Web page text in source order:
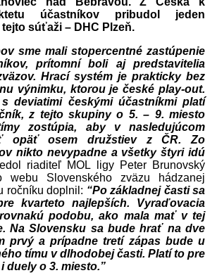
účastníkov pribudol jeden
súťaži – DHC Plzeň.
sme mali stopercentné zastúpenie
prítomní boli aj predstavitelia
Hrací systém je prakticky bez
výnimku, ktorou je české play-out.
deviatimi českými účastníkmi platí
z tejto skupiny o 5. – 9. miesto
zostúpia, aby v nasledujúcom
opäť osem družstiev z ČR. Zo
nikto nevypadne a všetky štyri idú
riaditeľ MOL ligy Peter Brunovský
webu Slovenského zväzu hádzanej
ročníku doplnil: “Po základnej časti sa
kvarteto najlepších. Vyraďovacia
podobu, ako mala mať v tej
Na Slovensku sa bude hrať na dve
prvý a prípadne tretí zápas bude u
tímu v dlhodobej časti. Platí to pre
duely o 3. miesto.”